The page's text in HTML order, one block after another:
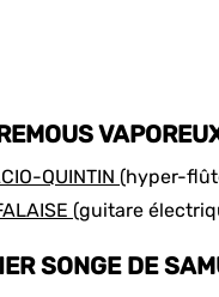
QUINTIN (hyper-
(guitare
SONGE DE